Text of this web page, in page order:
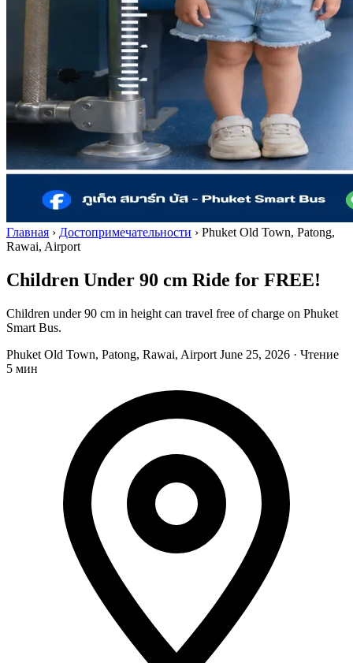
Главная › Достопримечательности › Phuket Old Town, Patong,
Rawai, Airport
Children Under 90 cm Ride for FREE!
Children under 90 cm in height can travel free of charge on Phuket
Smart Bus.
Phuket Old Town, Patong, Rawai, Airport June 25, 2026 · Чтение
5 мин